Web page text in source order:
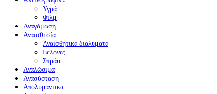
Υγρά
Φιλμ
Αναγόμωση
Αναισθησία
Αναισθητικά διαλύματα
Βελόνες
Σπράυ
Αναλώσιμα
Ανασύσταση
Απολυμαντικά